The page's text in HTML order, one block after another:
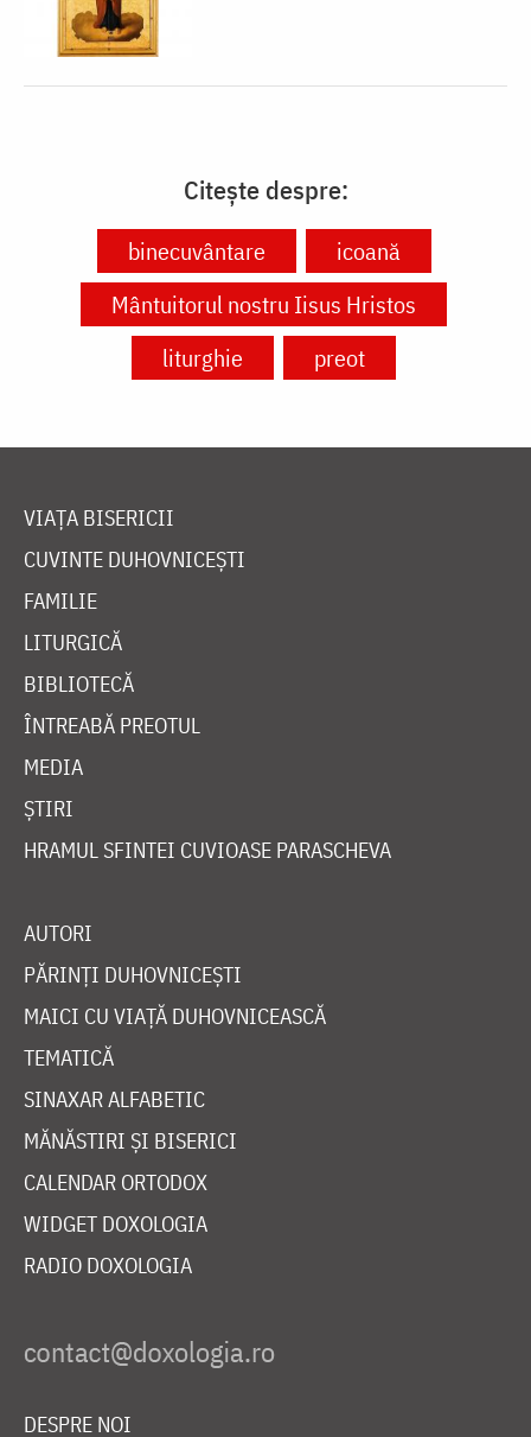
Citește despre:
binecuvântare
icoană
Mântuitorul nostru Iisus Hristos
liturghie
preot
VIAȚA BISERICII
CUVINTE DUHOVNICEȘTI
FAMILIE
LITURGICĂ
BIBLIOTECĂ
ÎNTREABĂ PREOTUL
MEDIA
ȘTIRI
HRAMUL SFINTEI CUVIOASE PARASCHEVA
AUTORI
PĂRINȚI DUHOVNICEȘTI
MAICI CU VIAȚĂ DUHOVNICEASCĂ
TEMATICĂ
SINAXAR ALFABETIC
MĂNĂSTIRI ȘI BISERICI
CALENDAR ORTODOX
WIDGET DOXOLOGIA
RADIO DOXOLOGIA
DESPRE NOI